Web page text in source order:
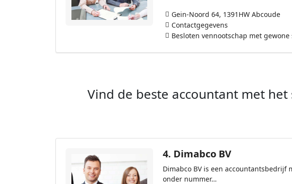
Gein-Noord 64, 1391HW Abcoude
Contactgegevens
Besloten vennootschap met
Vind de beste accountant met
4. Dimabco BV
Dimabco BV is een accountantsbedrijf
onder nummer…